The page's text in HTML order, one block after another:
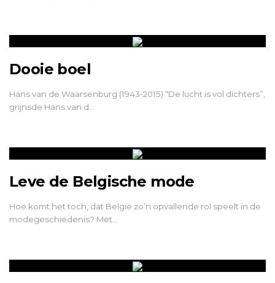
Dooie boel
Hans van de Waarsenburg (1943-2015) “De lucht is vol dichters”,
grijnsde Hans van d…
Leve de Belgische mode
Hoe komt het toch, dat België zo’n opvallende rol speelt in de
modegeschiedenis? Met…